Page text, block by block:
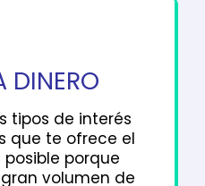
DINERO
tipos de interés
que te ofrece el
posible porque
volumen de